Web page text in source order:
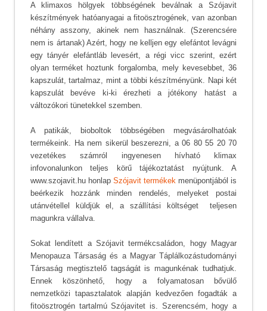
A klimaxos hölgyek többségének beválnak a Szójavit
készítmények hatóanyagai a fitoösztrogének, van azonban
néhány asszony, akinek nem használnak. (Szerencsére
nem is ártanak) Azért, hogy ne kelljen egy elefántot levágni
egy tányér elefántláb levesért, a régi vicc szerint, ezért
olyan terméket hoztunk forgalomba, mely kevesebbet, 36
kapszulát, tartalmaz, mint a többi készítményünk. Napi két
kapszulát bevéve ki-ki érezheti a jótékony hatást a
változókori tünetekkel szemben.
A patikák, bioboltok többségében megvásárolhatóak
termékeink. Ha nem sikerül beszerezni, a 06 80 55 20 70
vezetékes számról ingyenesen hívható klimax
infovonalunkon teljes körű tájékoztatást nyújtunk. A
www.szojavit.hu honlap Szójavit termékek menüpontjából is
beérkezik hozzánk minden rendelés, melyeket postai
utánvétellel küldjük el, a szállítási költséget teljesen
magunkra vállalva.
Sokat lendített a Szójavit termékcsaládon, hogy Magyar
Menopauza Társaság és a Magyar Táplálkozástudományi
Társaság megtisztelő tagságát is magunkénak tudhatjuk.
Ennek köszönhető, hogy a folyamatosan bővülő
nemzetközi tapasztalatok alapján kedvezően fogadták a
fitoösztrogén tartalmú Szójavitet is. Szerencsém, hogy a